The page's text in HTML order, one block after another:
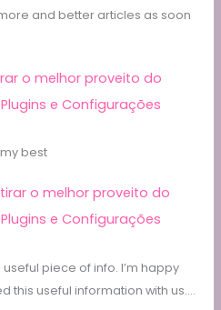
and better articles as soon
o melhor proveito do
e Configurações
best
o melhor proveito do
e Configurações
piece of info. I’m happy
this useful information with us.…